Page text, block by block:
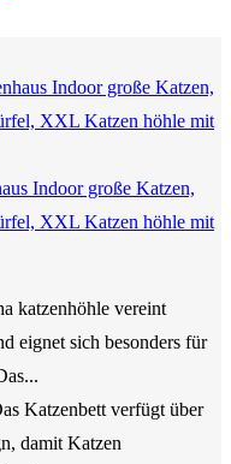
Indoor große Katzen,
XXL Katzen höhle mit
katzenhöhle vereint
eignet sich besonders für
Katzenbett verfügt über
damit Katzen